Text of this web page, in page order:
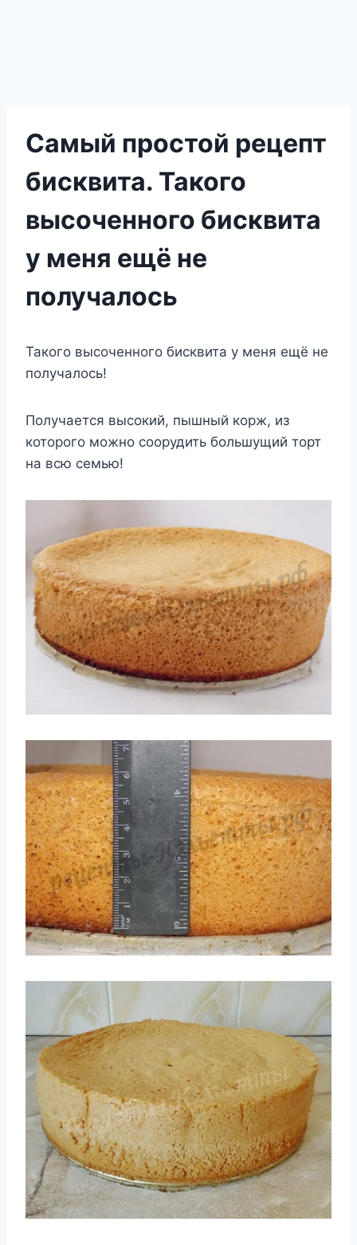
Самый простой рецепт
бисквита. Такого
высоченного бисквита
у меня ещё не
получалось
Такого высоченного бисквита у меня ещё не
получалось!
Получается высокий, пышный корж, из
которого можно соорудить большущий торт
на всю семью!